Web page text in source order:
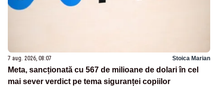
7 aug. 2026, 08:07 Stoica Marian
Meta, sancționată cu 567 de milioane de dolari în cel
mai sever verdict pe tema siguranței copiilor